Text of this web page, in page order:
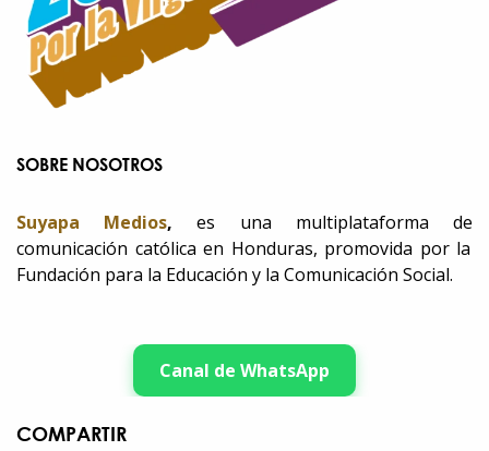
SOBRE NOSOTROS
Suyapa Medios, es una multiplataforma de
comunicación católica en Honduras, promovida por la
Fundación para la Educación y la Comunicación Social.
Canal de WhatsApp
COMPARTIR